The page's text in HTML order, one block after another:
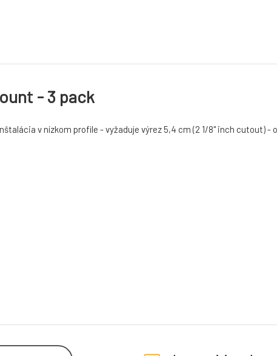
- 3 pack
v nízkom profile - vyžaduje výrez 5,4 cm (2 1/8" inch cutout) -